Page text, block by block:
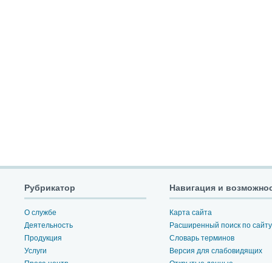
Рубрикатор
О службе
Деятельность
Продукция
Услуги
Навигация и
Карта сайта
Расширенный поиск по сайту
Словарь терминов
Версия для слабовидящих